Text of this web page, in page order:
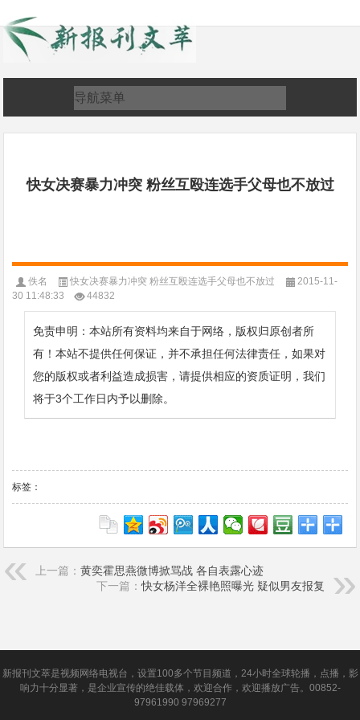
快女决赛暴力冲突 粉丝互殴连选手父母也不放过
佚名 快女决赛暴力冲突 粉丝互殴连选手父母也不放过
2015-11-
30 11:48:33
44832
免责申明：本站所有资料均来自于网络，版权归原创者所
有！本站不提供任何保证，并不承担任何法律责任，如果对
您的版权或者利益造成损害，请提供相应的资质证明，我们
将于3个工作日内予以删除。
标签：
上一篇：黄奕霍思燕微博掀骂战 各自表露心迹
下一篇：快女杨洋全裸艳照曝光 疑似男友报复
新报刊文萃是视频网络电视台，设置100多个节目频道，24小时全球轮播，点播，影
响力十分显著，是企业宣传的绝佳载体，欢迎合作，欢迎播放广告。00852-
97961990 97969277